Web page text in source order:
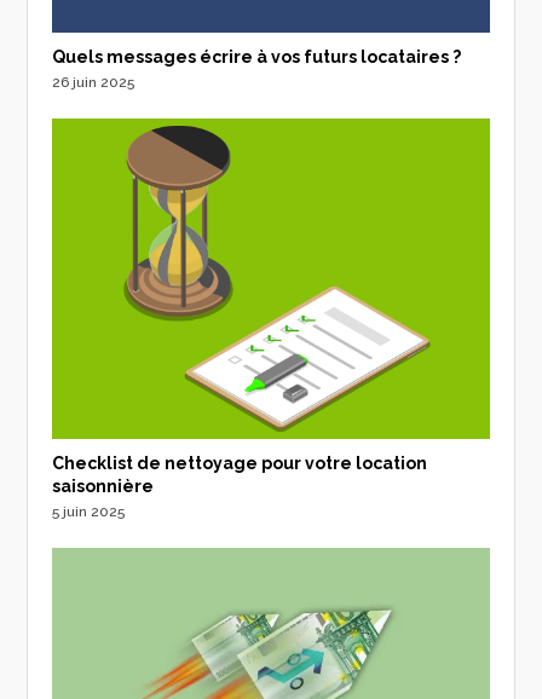
Quels messages écrire à vos futurs locataires ?
26 juin 2025
Checklist de nettoyage pour votre location
saisonnière
5 juin 2025